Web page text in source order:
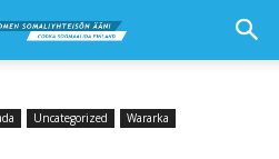
Uncategorized
Wararka